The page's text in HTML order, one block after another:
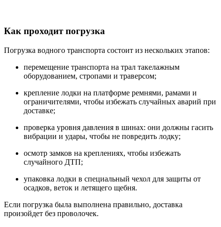
Как проходит погрузка
Погрузка водного транспорта состоит из нескольких этапов:
перемещение транспорта на трал такелажным
оборудованием, стропами и траверсом;
крепление лодки на платформе ремнями, рамами и
ограничителями, чтобы избежать случайных аварий при
доставке;
проверка уровня давления в шинах: они должны гасить
вибрации и удары, чтобы не повредить лодку;
осмотр замков на креплениях, чтобы избежать
случайного ДТП;
упаковка лодки в специальный чехол для защиты от
осадков, веток и летящего щебня.
Если погрузка была выполнена правильно, доставка
произойдет без проволочек.